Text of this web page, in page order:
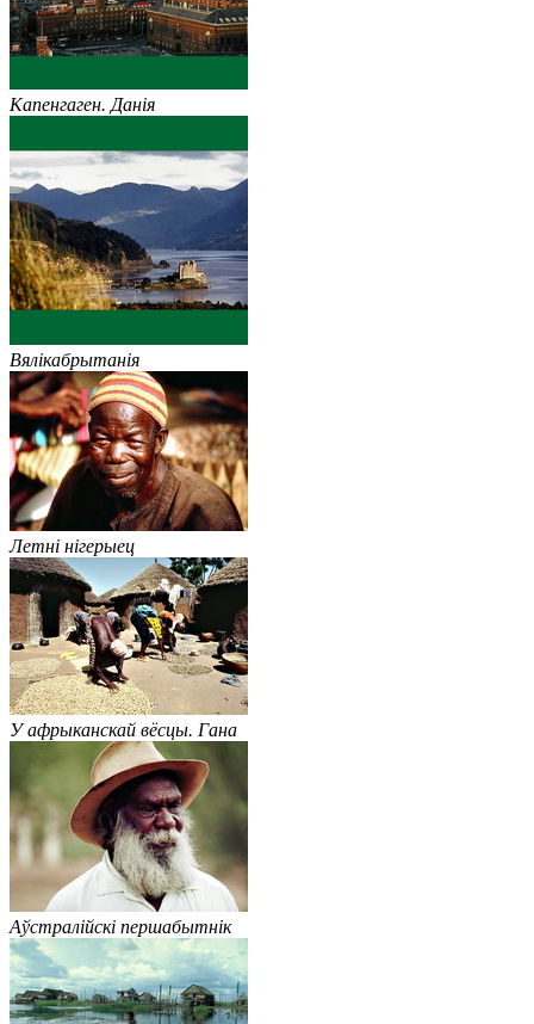
Капенгаген. Данія
Вялікабрытанія
Летні нігерыец
У афрыканскай вёсцы. Гана
Аўстралійскі першабытнік